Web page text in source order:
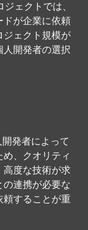
ェクトでは、
ドが企業に依頼
ジェクト規模が
人開発者の選択
発者によって
、クオリティ
高度な技術が求
の連携が必要な
頼することが重